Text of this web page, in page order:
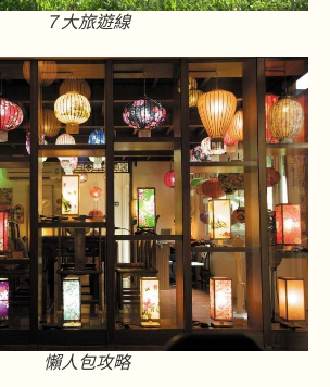
７大旅遊線
懶人包攻略